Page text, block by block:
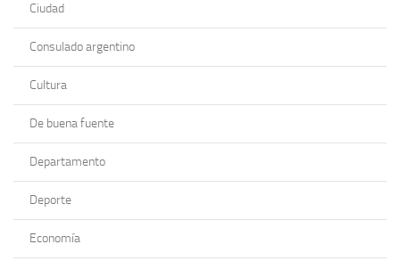
Ciudad
Consulado argentino
Cultura
De buena fuente
Departamento
Deporte
Economía